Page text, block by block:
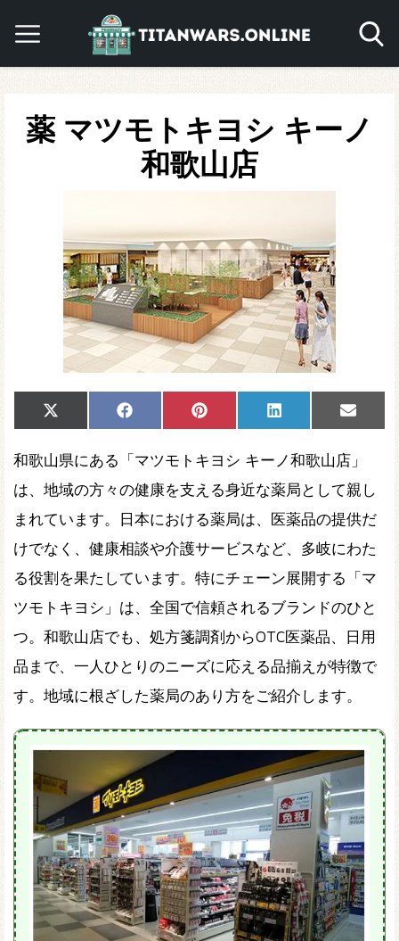
薬 マツモトキヨシ キーノ
和歌山店
Share
on
X
(Twitter)
Share
on
Facebook Share
on
Pinterest Share
on
LinkedIn
Share
on
Email
和歌山県にある「マツモトキヨシ キーノ和歌山店」
は、地域の方々の健康を支える身近な薬局として親し
まれています。日本における薬局は、医薬品の提供だ
けでなく、健康相談や介護サービスなど、多岐にわた
る役割を果たしています。特にチェーン展開する「マ
ツモトキヨシ」は、全国で信頼されるブランドのひと
つ。和歌山店でも、処方箋調剤からOTC医薬品、日用
品まで、一人ひとりのニーズに応える品揃えが特徴で
す。地域に根ざした薬局のあり方をご紹介します。